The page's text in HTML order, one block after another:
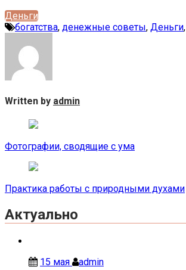
Деньги
богатства, денежные советы, Деньги,
Written by admin
Навигация
по
записям
Фотографии, сводящие с ума
Практика работы с природными духами
Актуально
15 мая admin